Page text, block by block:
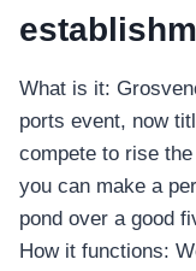
What is it:
ports event, now
compete to rise
you can make a
pond over a good
How it functions: